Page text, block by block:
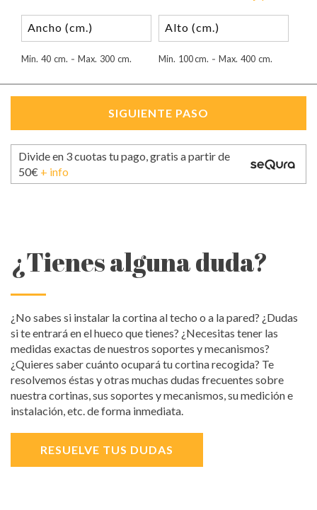
Min. 40 cm. - Max. 300 cm. Min. 100cm. - Max. 400 cm.
Divide en 3 cuotas tu pago, gratis a partir de
50€ + info
¿Tienes alguna duda?
¿No sabes si instalar la cortina al techo o a la pared? ¿Dudas
si te entrará en el hueco que tienes? ¿Necesitas tener las
medidas exactas de nuestros soportes y mecanismos?
¿Quieres saber cuánto ocupará tu cortina recogida? Te
resolvemos éstas y otras muchas dudas frecuentes sobre
nuestra cortinas, sus soportes y mecanismos, su medición e
instalación, etc. de forma inmediata.
RESUELVE TUS DUDAS